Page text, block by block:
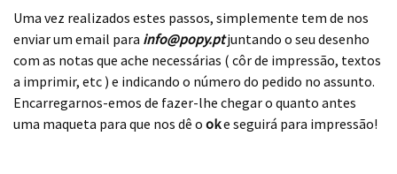
Uma vez realizados estes passos, simplemente tem de nos
enviar um email para info@popy.ptjuntando o seu desenho
com as notas que ache necessárias ( côr de impressão, textos
a imprimir, etc ) e indicando o número do pedido no assunto.
Encarregarnos-emos de fazer-lhe chegar o quanto antes
uma maqueta para que nos dê o oke seguirá para impressão!